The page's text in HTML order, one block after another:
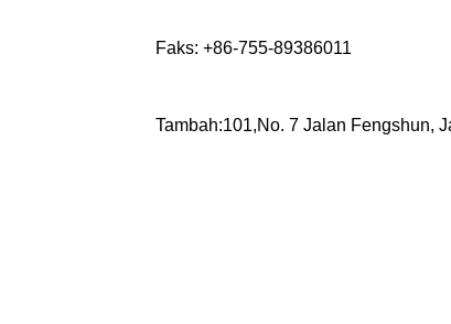
Faks: +86-755-89386011
Tambah:101,No. 7 Jalan Fengshun,